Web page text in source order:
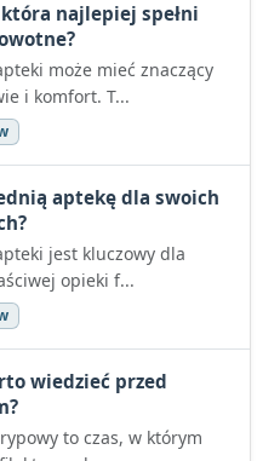
najlepiej spełni
może mieć znaczący
i komfort. T...
aptekę dla swoich
jest kluczowy dla
opieki f...
wiedzieć przed
to czas, w którym